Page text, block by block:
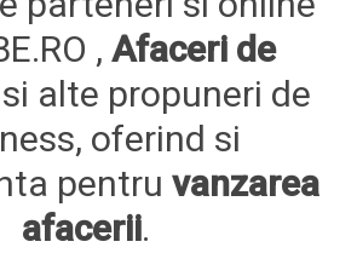
, Afaceri de
alte propuneri de
oferind si
pentru vanzarea
afacerii.